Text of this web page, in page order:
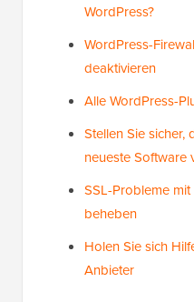
WordPress?
WordPress-
deaktivieren
Alle WordPress-
Stellen Sie
neueste Software
SSL-Probleme
beheben
Holen Sie sich
Anbieter